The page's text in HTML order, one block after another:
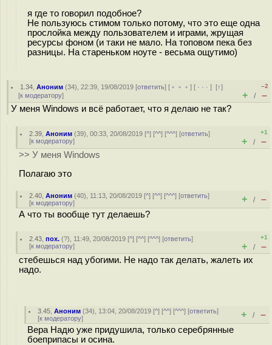
я где то говорил подобное?
Не пользуюсь стимом только потому, что это еще одна
прослойка между пользователем и играми, жрущая
ресурсы фоном (и таки не мало. На топовом пека без
разницы. На стареньком ноуте - весьма ощутимо)
1.34 ,Аноним (34), 22:39, 19/08/2019 [ответить] [ ﹢﹢﹢] [ · · ·][↑]
[к модератору]
–2
+ / –
У меня Windows и всё работает, что я делаю не так?
2.39 ,Аноним (39), 00:33, 20/08/2019 [^] [^^] [^^^] [ответить]
[к модератору]
+1
+ / –
>> У меня Windows
Полагаю это
2.40 ,Аноним (40), 11:13, 20/08/2019 [^] [^^] [^^^] [ответить]
[к модератору] + / –
А что ты вообще тут делаешь?
2.43 ,пох. (?), 11:49, 20/08/2019 [^] [^^] [^^^] [ответить]
[к модератору]
+1
+ / –
стебешься над убогими. Не надо так делать, жалеть их
надо.
3.45 ,Аноним (34), 13:04, 20/08/2019 [^] [^^] [^^^] [ответить]
[к модератору] + / –
Вера Надю уже придушила, только серебрянные
боеприпасы и осина.